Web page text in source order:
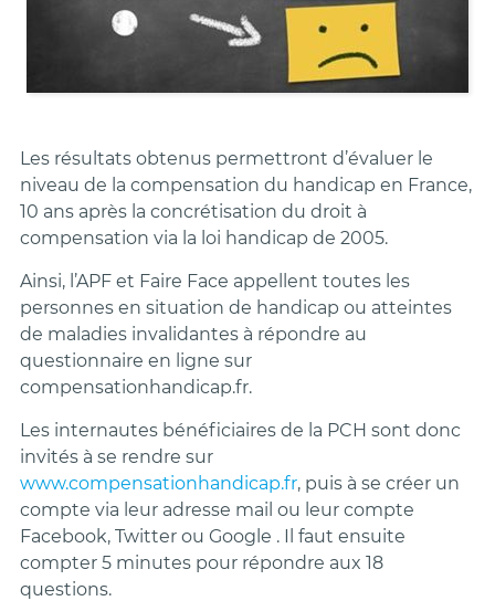
Les résultats obtenus permettront d’évaluer le
niveau de la compensation du handicap en France,
10 ans après la concrétisation du droit à
compensation via la loi handicap de 2005.
Ainsi, l’APF et Faire Face appellent toutes les
personnes en situation de handicap ou atteintes
de maladies invalidantes à répondre au
questionnaire en ligne sur
compensationhandicap.fr.
Les internautes bénéficiaires de la PCH sont donc
invités à se rendre sur
www.compensationhandicap.fr, puis à se créer un
compte via leur adresse mail ou leur compte
Facebook, Twitter ou Google . Il faut ensuite
compter 5 minutes pour répondre aux 18
questions.